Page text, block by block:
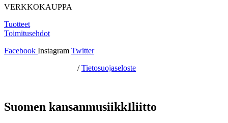
VERKKOKAUPPA
Tuotteet
Toimitusehdot
Facebook Instagram Twitter
/Tietosuojaseloste
Suomen kansanmusiikkIliitto